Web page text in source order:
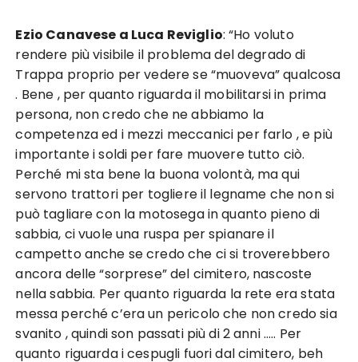
Ezio Canavese a Luca Reviglio: “Ho voluto
rendere più visibile il problema del degrado di
Trappa proprio per vedere se “muoveva” qualcosa
. Bene , per quanto riguarda il mobilitarsi in prima
persona, non credo che ne abbiamo la
competenza ed i mezzi meccanici per farlo , e più
importante i soldi per fare muovere tutto ciò.
Perché mi sta bene la buona volontà, ma qui
servono trattori per togliere il legname che non si
può tagliare con la motosega in quanto pieno di
sabbia, ci vuole una ruspa per spianare il
campetto anche se credo che ci si troverebbero
ancora delle “sorprese” del cimitero, nascoste
nella sabbia. Per quanto riguarda la rete era stata
messa perché c’era un pericolo che non credo sia
svanito , quindi son passati più di 2 anni ….. Per
quanto riguarda i cespugli fuori dal cimitero, beh